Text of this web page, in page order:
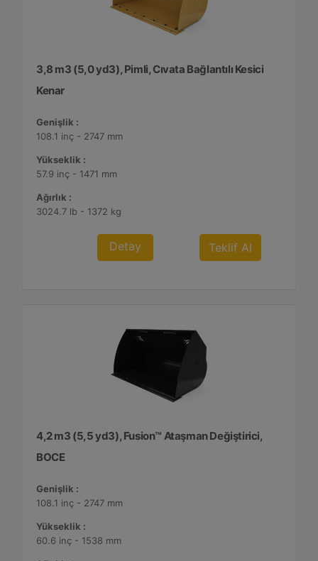
3,8 m3 (5,0 yd3), Pimli, Cıvata Bağlantılı Kesici
Kenar
Genişlik :
108.1 inç - 2747 mm
Yükseklik :
57.9 inç - 1471 mm
Ağırlık :
3024.7 lb - 1372 kg
Detay Teklif Al
4,2 m3 (5,5 yd3), Fusion™ Ataşman Değiştirici,
BOCE
Genişlik :
108.1 inç - 2747 mm
Yükseklik :
60.6 inç - 1538 mm